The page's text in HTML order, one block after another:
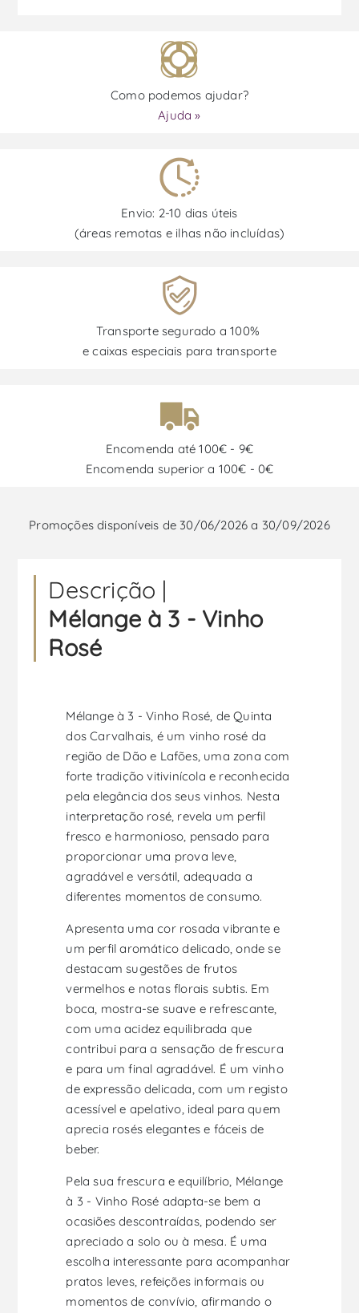
Como podemos ajudar?
Ajuda »
Envio: 2-10 dias úteis
(áreas remotas e ilhas não incluídas)
Transporte segurado a 100%
e caixas especiais para transporte
Encomenda até 100€ - 9€
Encomenda superior a 100€ - 0€
Promoções disponíveis de 30/06/2026 a 30/09/2026
Descrição |
Mélange à 3 - Vinho
Rosé
Mélange à 3 - Vinho Rosé, de Quinta
dos Carvalhais, é um vinho rosé da
região de Dão e Lafões, uma zona com
forte tradição vitivinícola e reconhecida
pela elegância dos seus vinhos. Nesta
interpretação rosé, revela um perfil
fresco e harmonioso, pensado para
proporcionar uma prova leve,
agradável e versátil, adequada a
diferentes momentos de consumo.
Apresenta uma cor rosada vibrante e
um perfil aromático delicado, onde se
destacam sugestões de frutos
vermelhos e notas florais subtis. Em
boca, mostra-se suave e refrescante,
com uma acidez equilibrada que
contribui para a sensação de frescura
e para um final agradável. É um vinho
de expressão delicada, com um registo
acessível e apelativo, ideal para quem
aprecia rosés elegantes e fáceis de
beber.
Pela sua frescura e equilíbrio, Mélange
à 3 - Vinho Rosé adapta-se bem a
ocasiões descontraídas, podendo ser
apreciado a solo ou à mesa. É uma
escolha interessante para acompanhar
pratos leves, refeições informais ou
momentos de convívio, afirmando o